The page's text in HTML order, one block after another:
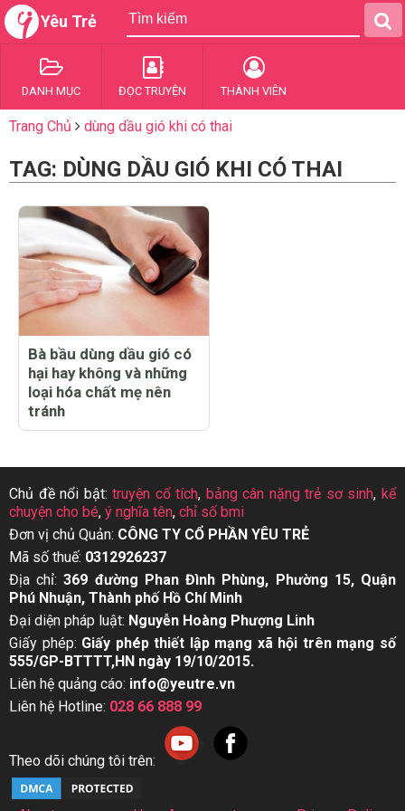
Yêu Trẻ
DANH MỤC ĐỌC TRUYỆN THÀNH VIÊN
Trang Chủ dùng dầu gió khi có thai
TAG: DÙNG DẦU GIÓ KHI CÓ THAI
Bà bầu dùng dầu gió có
hại hay không và những
loại hóa chất mẹ nên
tránh
Chủ đề nổi bật:truyện cổ tích, bảng cân nặng trẻ sơ sinh,kể
chuyện cho bé, ý nghĩa tên, chỉ số bmi
Đơn vị chủ Quản: CÔNG TY CỔ PHẦN YÊU TRẺ
Mã số thuế: 0312926237
Địa chỉ:369 đường Phan Đình Phùng, Phường 15, Quận
Phú Nhuận, Thành phố Hồ Chí Minh
Đại diện pháp luật: Nguyễn Hoàng Phượng Linh
Giấy phép: Giấy phép thiết lập mạng xã hội trên mạng số
555/GP-BTTTT,HN ngày 19/10/2015.
Liên hệ quảng cáo: info@yeutre.vn
Liên hệ Hotline: 028 66 888 99
Theo dõi chúng tôi trên: